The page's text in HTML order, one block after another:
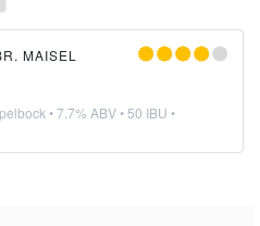
MAISEL
• 7.7% ABV • 50 IBU •